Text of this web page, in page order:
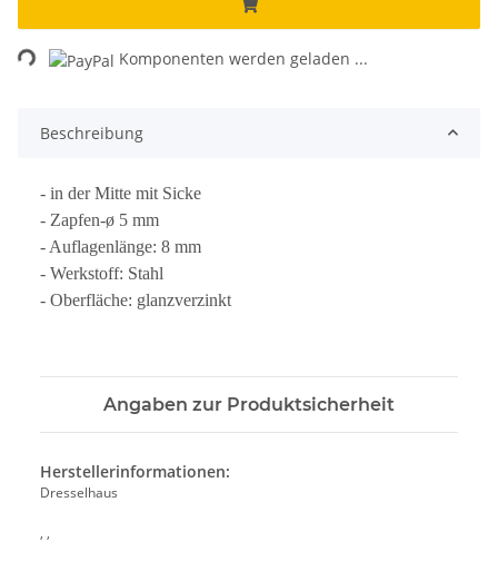
Komponenten werden geladen ...
Beschreibung
- in der Mitte mit Sicke
- Zapfen-ø 5 mm
- Auflagenlänge: 8 mm
- Werkstoff: Stahl
- Oberfläche: glanzverzinkt
Angaben zur Produktsicherheit
Herstellerinformationen:
Dresselhaus
, ,